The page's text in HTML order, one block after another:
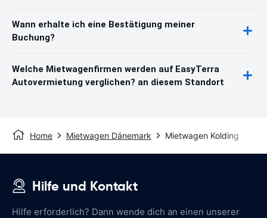
Wann erhalte ich eine Bestätigung meiner
Buchung?
Welche Mietwagenfirmen werden auf EasyTerra
Autovermietung verglichen? an diesem Standort
Home Mietwagen Dänemark Mietwagen Kolding
Hilfe und Kontakt
Hilfe erforderlich? Dann wende dich an einen unserer